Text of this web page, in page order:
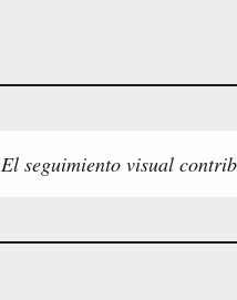
El seguimiento visual